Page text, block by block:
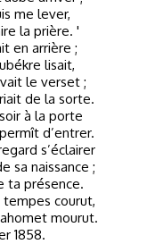
me lever,
la prière. '
en arrière ;
lisait,
le verset ;
de la sorte.
à la porte
d’entrer.
s’éclairer
sa naissance ;
ta présence.
tempes courut,
mourut.
1858.